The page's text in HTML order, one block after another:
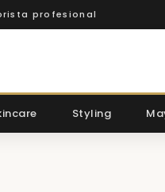
profesional
Styling